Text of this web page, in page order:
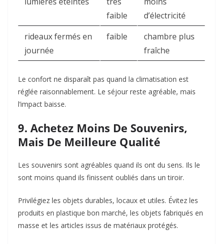
faible
d’électricité
rideaux fermés en
journée
faible
chambre plus
fraîche
Le confort ne disparaît pas quand la climatisation est
réglée raisonnablement. Le séjour reste agréable, mais
l’impact baisse.
9. Achetez Moins De Souvenirs,
Mais De Meilleure Qualité
Les souvenirs sont agréables quand ils ont du sens. Ils le
sont moins quand ils finissent oubliés dans un tiroir.
Privilégiez les objets durables, locaux et utiles. Évitez les
produits en plastique bon marché, les objets fabriqués en
masse et les articles issus de matériaux protégés.